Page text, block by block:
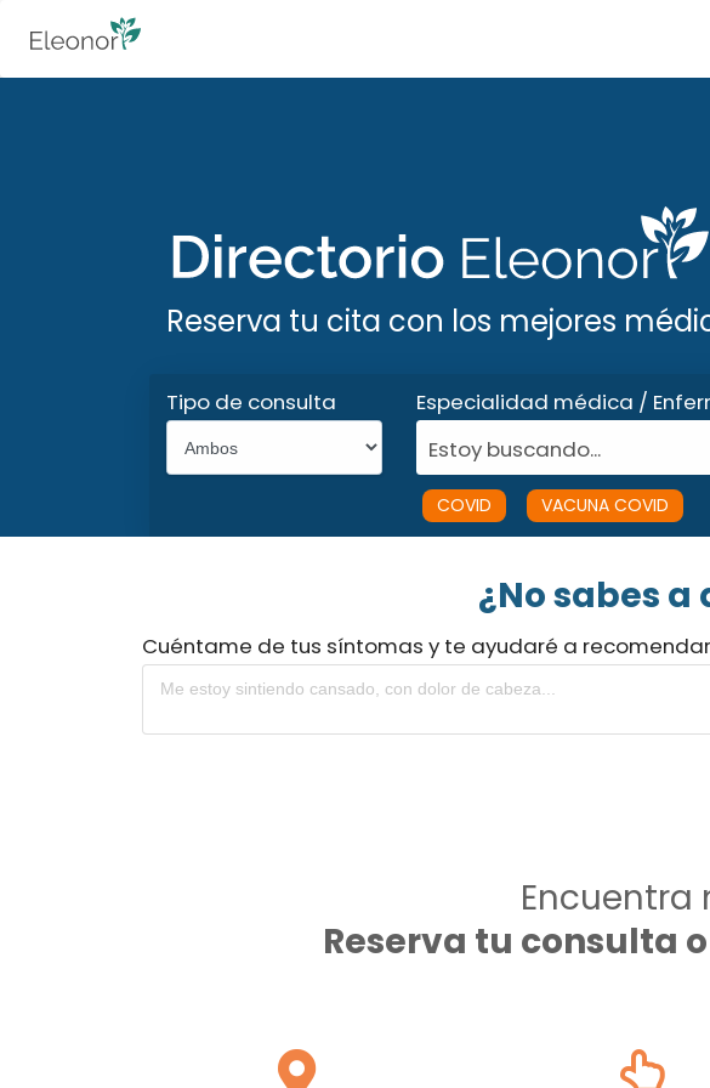
Reserva tu cita con los mejores
Tipo de consulta
Especialidad médica /
Estoy buscando...
COVID VACUNA COVID
¿No sabes
Cuéntame de tus síntomas y te ayudaré a
Encuentra
Reserva tu consulta